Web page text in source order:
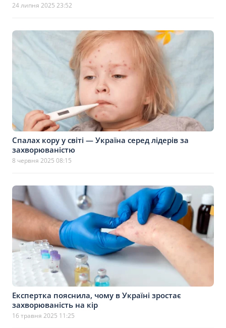
24 липня 2025 23:52
Спалах кору у світі — Україна серед лідерів за
захворюваністю
8 червня 2025 08:15
Експертка пояснила, чому в Україні зростає
захворюваність на кір
16 травня 2025 11:25